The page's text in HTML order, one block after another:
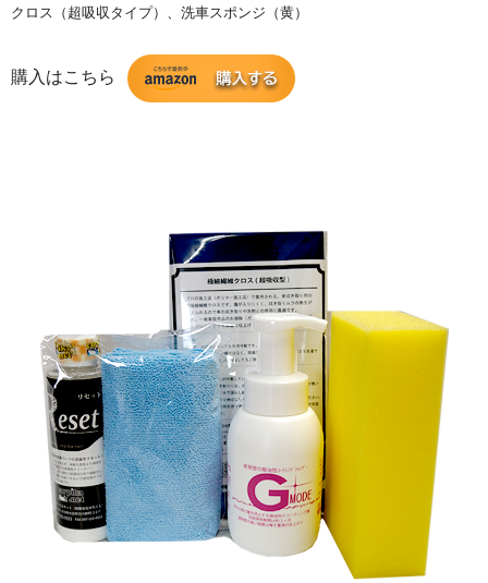
クロス（超吸収タイプ）、洗車スポンジ（黄）
購入はこちら